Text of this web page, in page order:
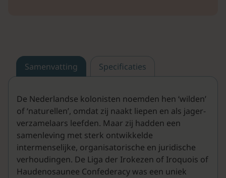
Samenvatting Specificaties
De Nederlandse kolonisten noemden hen ‘wilden’
of ‘naturellen’, omdat zij naakt liepen en als jager-
verzamelaars leefden. Maar zij hadden een
samenleving met sterk ontwikkelde
intermenselijke, organisatorische en juridische
verhoudingen. De Liga der Irokezen of Iroquois of
Haudenosaunee Confederacy was een uniek